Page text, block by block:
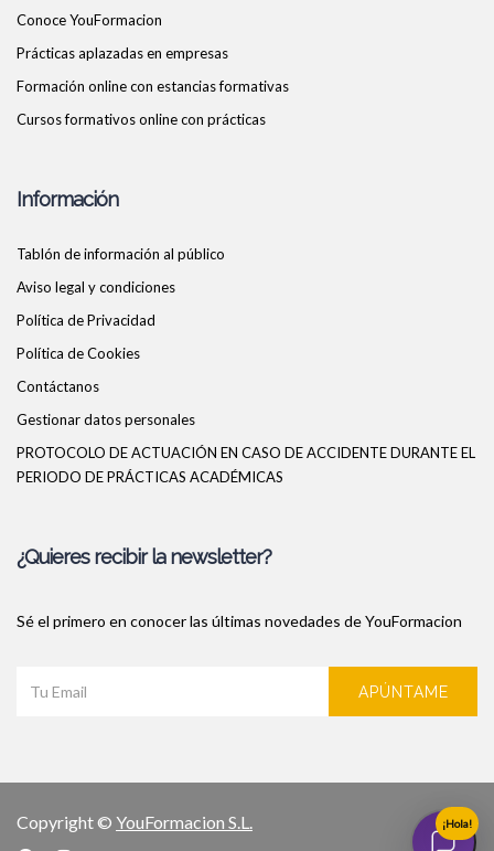
Conoce YouFormacion
Prácticas aplazadas en empresas
Formación online con estancias formativas
Cursos formativos online con prácticas
Información
Tablón de información al público
Aviso legal y condiciones
Política de Privacidad
Política de Cookies
Contáctanos
Gestionar datos personales
PROTOCOLO DE ACTUACIÓN EN CASO DE ACCIDENTE DURANTE EL
PERIODO DE PRÁCTICAS ACADÉMICAS
¿Quieres recibir la newsletter?
Sé el primero en conocer las últimas novedades de YouFormacion
APÚNTAME
Copyright © YouFormacion S.L. ¡Hola!